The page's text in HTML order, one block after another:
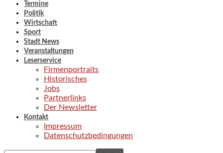
Termine
Politik
Wirtschaft
Sport
Stadt News
Veranstaltungen
Leserservice
Firmenportraits
Historisches
Jobs
Partnerlinks
Der Newsletter
Kontakt
Impressum
Datenschutzbedingungen